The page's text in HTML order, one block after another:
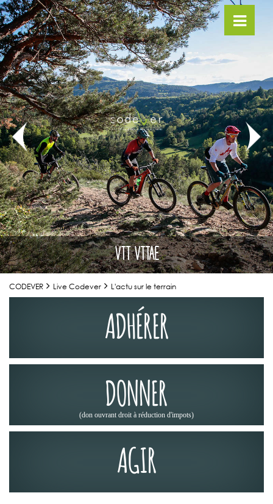
VTT VTTAE
CODEVER Live Codever L'actu sur le terrain
ADHÉRER
DONNER
(don ouvrant droit à réduction d'impots)
AGIR